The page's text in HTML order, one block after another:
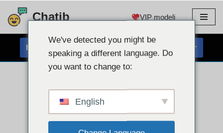
Preskoči
vsebino
Chatib VIP modeli
BREZPLAČEN KLEPET S SPLETNO KAMERO
We've detected you might be
speaking a different language. Do
you want to change to:
English